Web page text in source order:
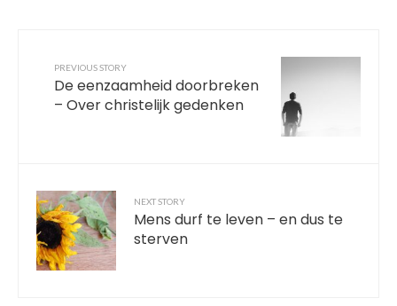
PREVIOUS STORY
De eenzaamheid doorbreken
– Over christelijk gedenken
NEXT STORY
Mens durf te leven – en dus te
sterven